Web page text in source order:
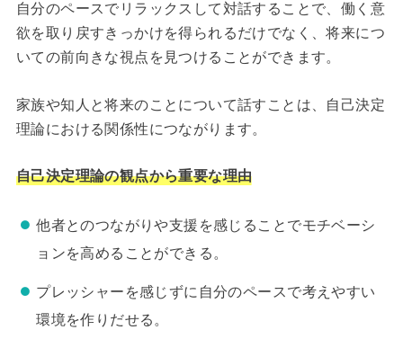
自分のペースでリラックスして対話することで、働く意
欲を取り戻すきっかけを得られるだけでなく、将来につ
いての前向きな視点を見つけることができます。
家族や知人と将来のことについて話すことは、自己決定
理論における関係性につながります。
自己決定理論の観点から重要な理由
他者とのつながりや支援を感じることでモチベーシ
ョンを高めることができる。
プレッシャーを感じずに自分のペースで考えやすい
環境を作りだせる。